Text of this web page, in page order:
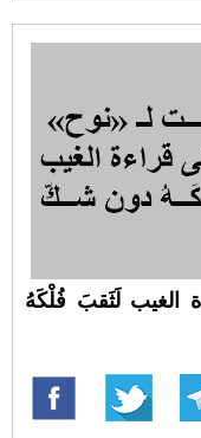
الغيب لَثَقبَ فُلْكَهُ